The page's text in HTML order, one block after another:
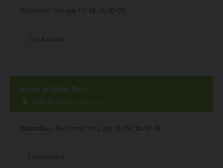
Avoinna: ma-pe 10-18, la 10-15
Musti ja Mirri Pori
Itäkeskuksenkaari 3, Pori
Itäkeskus. Avoinna: ma-pe 10-19, la 10-16